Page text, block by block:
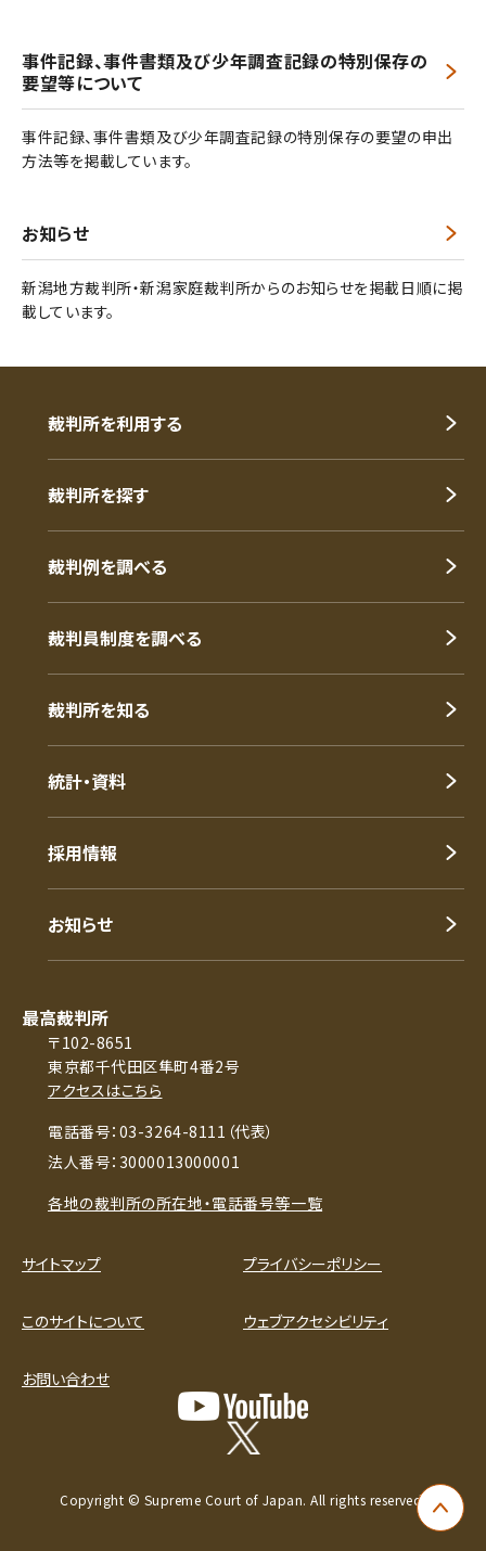
事件記録、事件書類及び少年調査記録の特別保存の
要望等について
事件記録、事件書類及び少年調査記録の特別保存の要望の申出
方法等を掲載しています。
お知らせ
新潟地方裁判所・新潟家庭裁判所からのお知らせを掲載日順に掲
載しています。
ペー
裁判所を利用する
裁判所を探す
裁判例を調べる
裁判員制度を調べる
裁判所を知る
統計・資料
採用情報
お知らせ
最高裁判所
〒102-8651
東京都千代田区隼町4番2号
アクセスはこちら
電話番号：03-3264-8111（代表）
法人番号：3000013000001
各地の裁判所の所在地・電話番号等一覧
サイトマップ プライバシーポリシー
このサイトについて ウェブアクセシビリティ
お問い合わせ
Copyright © Supreme Court of Japan. All rights reserved.